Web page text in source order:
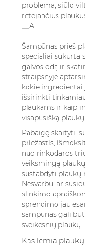
6.4. Ar
veiksmingi
6.5. Kiek
rezultatus?
problema, siūlo
retėjančius
Šampūnas prieš
specialiai sukurta
galvos odą ir
straipsnyje
kokie ingredientai
išsirinkti
plaukams ir kaip
visapusišką
Pabaigę skaityti,
priežastis,
nuo rinkodaros
veiksmingą
sustabdyti plaukų
Nesvarbu, ar
slinkimo
sprendimo jau
šampūnas gali
sveikesnių plaukų.
Kas lemia